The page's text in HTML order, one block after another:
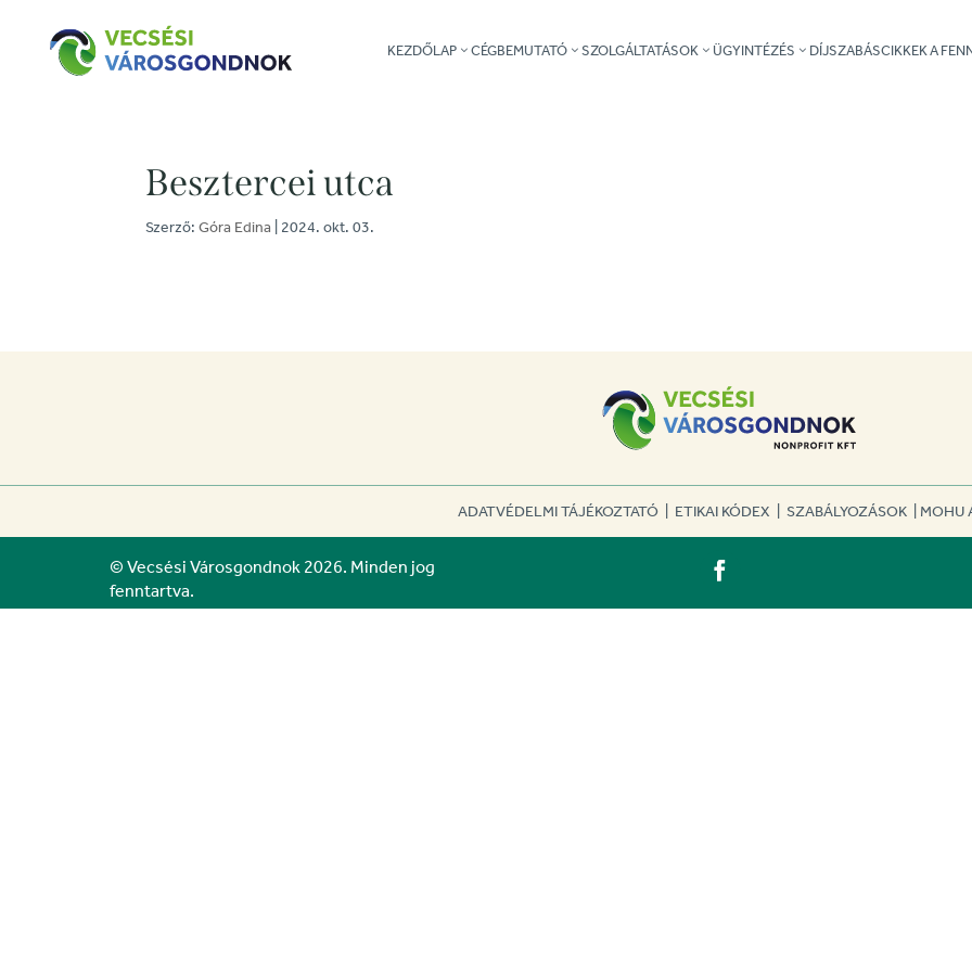
KEZDŐLAP CÉGBEMUTATÓ SZOLGÁLTATÁSOK ÜGYINTÉZÉS DÍJSZABÁSCIKKEK A
Besztercei utca
Szerző:Góra Edina 2024. okt. 03.
ADATVÉDELMI TÁJÉKOZTATÓ ETIKAI KÓDEX SZABÁLYOZÁSOK MOHU
© Vecsési Városgondnok 2026. Minden jog
fenntartva.